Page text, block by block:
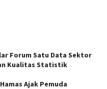
Forum Satu Data Sektor
Kualitas Statistik
Ajak Pemuda